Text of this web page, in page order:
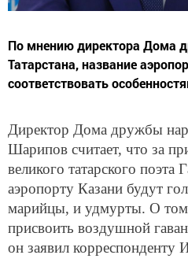
По мнению директора Дома
Татарстана, название
соответствовать
Директор Дома дружбы
Шарипов считает, что за
великого татарского поэта
аэропорту Казани будут
марийцы, и удмурты. О
присвоить воздушной
он заявил